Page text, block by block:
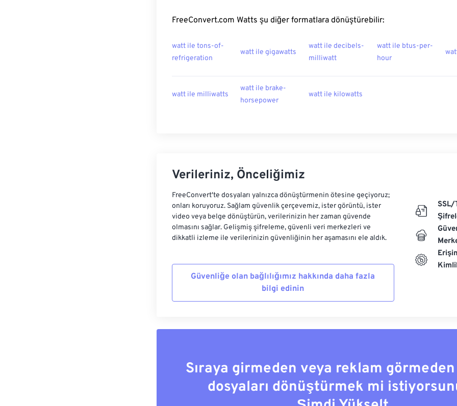
FreeConvert.com Watts şu diğer formatlara dönüştürebilir:
watt ile tons-of-
refrigeration
watt ile gigawatts
watt ile decibels-
milliwatt
watt ile btus-per-
hour
watt ile milliwatts
watt ile brake-
horsepower
watt ile kilowatts
Verileriniz, Önceliğimiz
FreeConvert'te dosyaları yalnızca dönüştürmenin ötesine geçiyoruz;
onları koruyoruz. Sağlam güvenlik çerçevemiz, ister görüntü, ister
video veya belge dönüştürün, verilerinizin her zaman güvende
olmasını sağlar. Gelişmiş şifreleme, güvenli veri merkezleri ve
dikkatli izleme ile verilerinizin güvenliğinin her aşamasını ele aldık.
Güvenliğe olan bağlılığımız hakkında daha fazla
bilgi edinin
SSL/
Sıraya girmeden veya reklam
dosyaları dönüştürmek mi